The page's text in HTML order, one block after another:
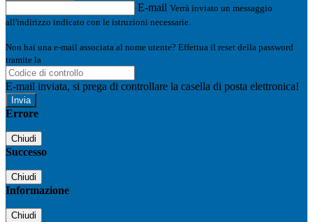
E-mail Verrà inviato un messaggio
all'indirizzo indicato con le istruzioni necessarie.
Non hai una e-mail associata al nome utente? Effettua il reset della password
tramite la
E-mail inviata, si prega di controllare la casella di posta elettronica!
Errore
Chiudi
Successo
Chiudi
Informazione
Chiudi